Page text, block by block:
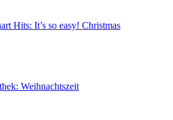
Hits: It’s so easy! Christmas
Weihnachtszeit